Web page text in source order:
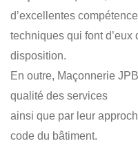
d’excellentes
techniques qui font
disposition.
En outre, Maçonnerie
qualité des services
ainsi que par leur
code du bâtiment.